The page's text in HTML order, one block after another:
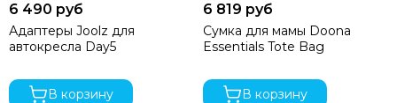
6 490 руб
Адаптеры Joolz для
автокресла Day5
В корзину
6 819 руб
Сумка для мамы Doona
Essentials Tote Bag
В корзину